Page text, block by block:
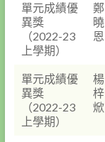
單元成績優
異獎
（2022-23
上學期）
鄭
曉
恩
單元成績優
異獎
（2022-23
上學期）
楊
梓
焮